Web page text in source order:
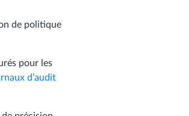
de politique
pour les
d’audit